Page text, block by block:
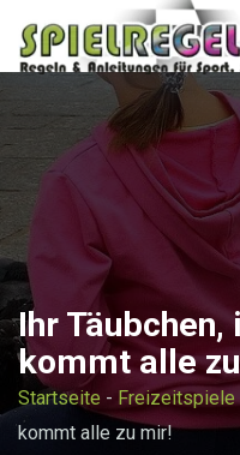
Ihr Täubchen,
kommt alle
Startseite - Freizeitspiele
kommt alle zu mir!